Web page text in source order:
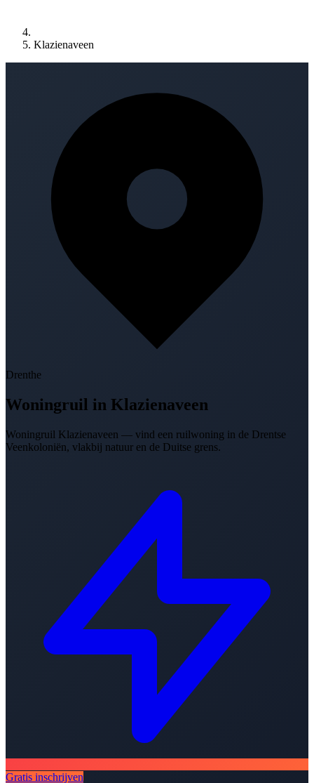
Klazienaveen
Drenthe
Woningruil in Klazienaveen
Woningruil Klazienaveen — vind een ruilwoning in de Drentse
Veenkoloniën, vlakbij natuur en de Duitse grens.
Gratis inschrijven